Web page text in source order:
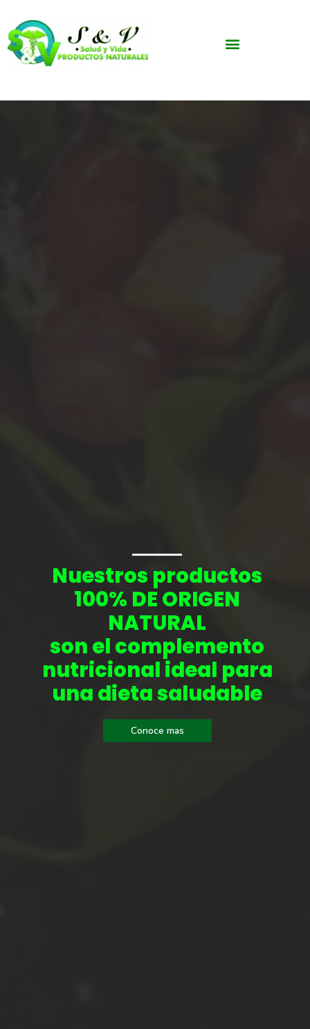
Nuestros productos
100% DE ORIGEN
NATURAL
son el complemento
nutricional ideal para
una dieta saludable
Conoce mas